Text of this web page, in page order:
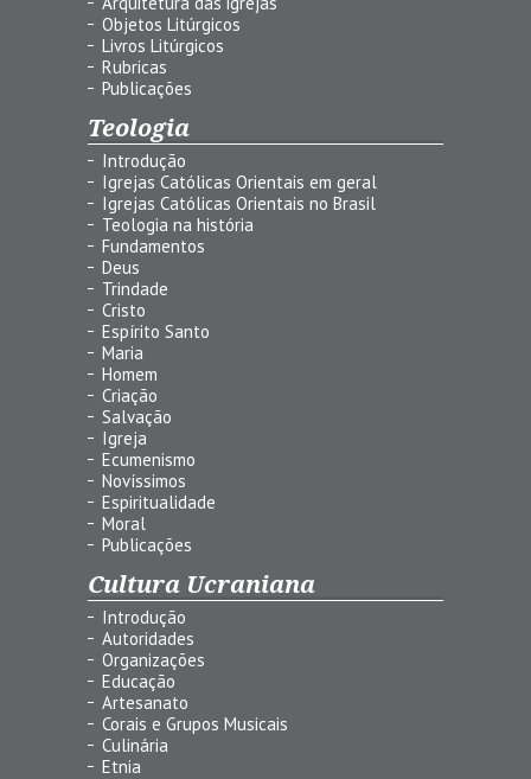
Objetos Litúrgicos
Livros Litúrgicos
Rubricas
Publicações
Teologia
Introdução
Igrejas Católicas Orientais em geral
Igrejas Católicas Orientais no Brasil
Teologia na história
Fundamentos
Deus
Trindade
Cristo
Espírito Santo
Maria
Homem
Criação
Salvação
Igreja
Ecumenismo
Novíssimos
Espiritualidade
Moral
Publicações
Cultura Ucraniana
Introdução
Autoridades
Organizações
Educação
Artesanato
Corais e Grupos Musicais
Culinária
Etnia